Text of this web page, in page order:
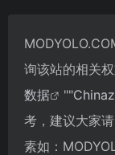
询该站的相关
数据
""
考，建议大家
素如：